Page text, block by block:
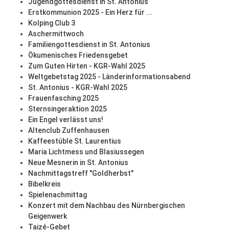
Erstkommunion 2025 - Ein Herz für ...
Kolping Club 3
Aschermittwoch
Familiengottesdienst in St. Antonius
Ökumenisches Friedensgebet
Zum Guten Hirten - KGR-Wahl 2025
Weltgebetstag 2025 - Länderinformationsabend
St. Antonius - KGR-Wahl 2025
Frauenfasching 2025
Sternsingeraktion 2025
Ein Engel verlässt uns!
Altenclub Zuffenhausen
Kaffeestüble St. Laurentius
Maria Lichtmess und Blasiussegen
Neue Mesnerin in St. Antonius
Nachmittagstreff "Goldherbst"
Bibelkreis
Spielenachmittag
Konzert mit dem Nachbau des Nürnbergischen
Geigenwerk
Taizé-Gebet